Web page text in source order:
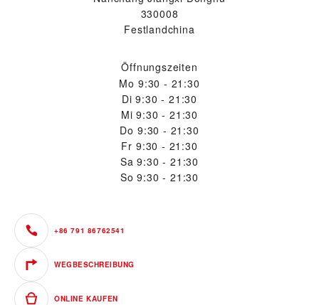
330008
Festlandchina
Öffnungszeiten
Mo 9:30 - 21:30
Di 9:30 - 21:30
Mi 9:30 - 21:30
Do 9:30 - 21:30
Fr 9:30 - 21:30
Sa 9:30 - 21:30
So 9:30 - 21:30
+86 791 86762541
WEGBESCHREIBUNG
ONLINE KAUFEN